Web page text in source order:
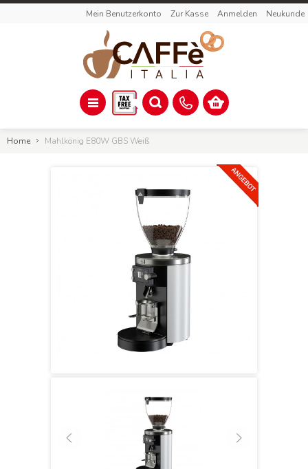
Mein Benutzerkonto Zur Kasse Anmelden Neukunde
Home Mahlkönig E80W GBS Weiß